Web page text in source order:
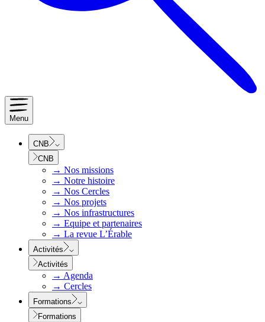
Menu
CNB
CNB
→ Nos missions
→ Notre histoire
→ Nos Cercles
→ Nos projets
→ Nos infrastructures
→ Equipe et partenaires
→ La revue L’Érable
Activités
Activités
→ Agenda
→ Cercles
Formations
Formations